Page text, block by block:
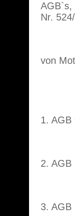
AGB`s,
Nr.
von
1. AGB
2. AGB
3. AGB